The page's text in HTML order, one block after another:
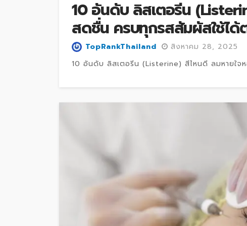
10 อันดับ ลิสเตอรีน
สดชื่น ครบทุกรสสัมผัสใช้ได้
TopRankThailand
สิงหาคม 28, 2025
10 อันดับ ลิสเตอรีน (Listerine) สีไหนดี ลมหายใจ